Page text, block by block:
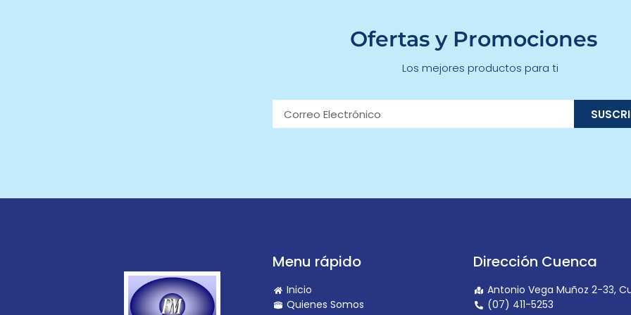
Ofertas y Promociones
Los mejores productos para ti
Menu rápido
Inicio
Quienes Somos
Dirección Cuenca
Antonio Vega Muñoz 2-33,
(07) 411-5253